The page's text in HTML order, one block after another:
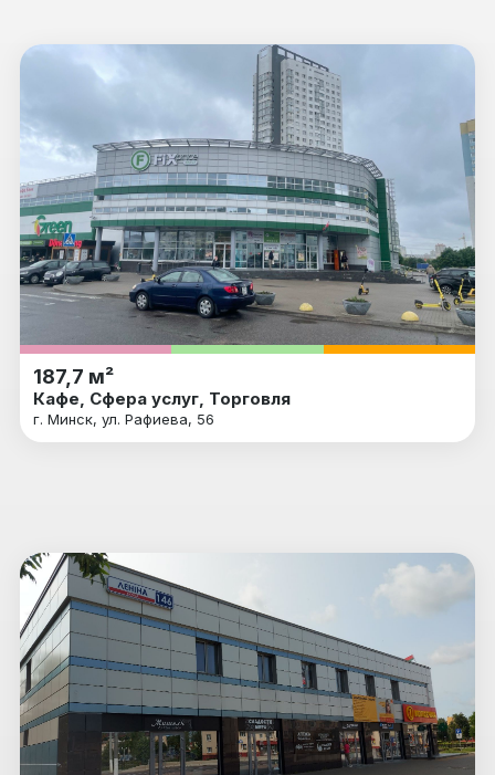
187,7 м²
Кафе, Сфера услуг, Торговля
г. Минск, ул. Рафиева, 56